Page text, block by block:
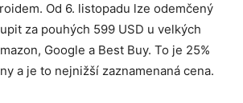
Od 6. listopadu lze odemčený
za pouhých 599 USD u velkých
Google a Best Buy. To je 25%
a je to nejnižší zaznamenaná cena.